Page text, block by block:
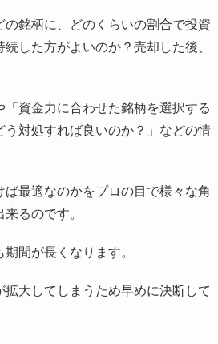
銘柄に、どのくらいの割合で投資
した方がよいのか？売却した後、
資金力に合わせた銘柄を選択する
対処すれば良いのか？」などの情
最適なのかをプロの目で様々な角
るのです。
間が長くなります。
大してしまうため早めに決断して